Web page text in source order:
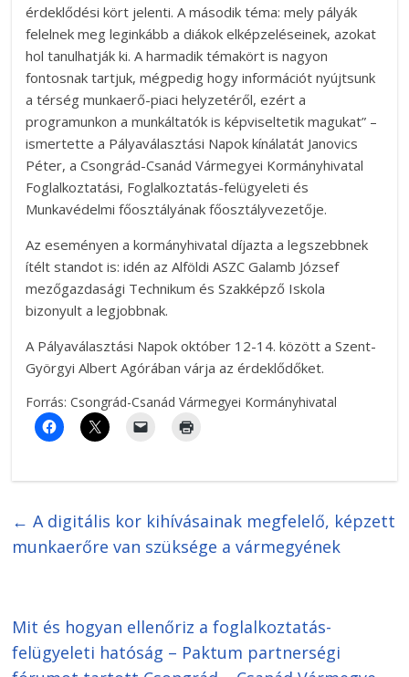
érdeklődési kört jelenti. A második téma: mely pályák
felelnek meg leginkább a diákok elképzeléseinek, azokat
hol tanulhatják ki. A harmadik témakört is nagyon
fontosnak tartjuk, mégpedig hogy információt nyújtsunk
a térség munkaerő-piaci helyzetéről, ezért a
programunkon a munkáltatók is képviseltetik magukat” –
ismertette a Pályaválasztási Napok kínálatát Janovics
Péter, a Csongrád-Csanád Vármegyei Kormányhivatal
Foglalkoztatási, Foglalkoztatás-felügyeleti és
Munkavédelmi főosztályának főosztályvezetője.
Az eseményen a kormányhivatal díjazta a legszebbnek
ítélt standot is: idén az Alföldi ASZC Galamb József
mezőgazdasági Technikum és Szakképző Iskola
bizonyult a legjobbnak.
A Pályaválasztási Napok október 12-14. között a Szent-
Györgyi Albert Agórában várja az érdeklődőket.
Forrás: Csongrád-Csanád Vármegyei Kormányhivatal
← A digitális kor kihívásainak megfelelő, képzett
munkaerőre van szüksége a vármegyének
Mit és hogyan ellenőriz a foglalkoztatás-
felügyeleti hatóság – Paktum partnerségi